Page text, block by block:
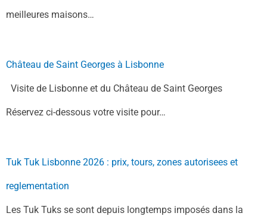
meilleures maisons…
Château de Saint Georges à Lisbonne
Visite de Lisbonne et du Château de Saint Georges
Réservez ci-dessous votre visite pour…
Tuk Tuk Lisbonne 2026 : prix, tours, zones autorisees et
reglementation
Les Tuk Tuks se sont depuis longtemps imposés dans la